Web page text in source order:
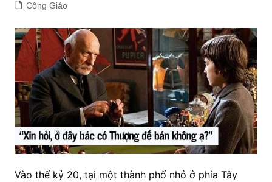
Công Giáo
Vào thế kỷ 20, tại một thành phố nhỏ ở phía Tây